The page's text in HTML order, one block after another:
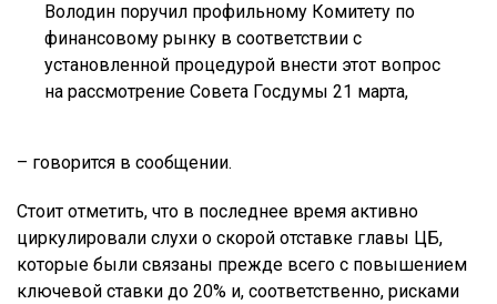
Володин поручил профильному Комитету по
финансовому рынку в соответствии с
установленной процедурой внести этот вопрос
на рассмотрение Совета Госдумы 21 марта,
– говорится в сообщении.
Стоит отметить, что в последнее время активно
циркулировали слухи о скорой отставке главы ЦБ,
которые были связаны прежде всего с повышением
ключевой ставки до 20% и, соответственно, рисками